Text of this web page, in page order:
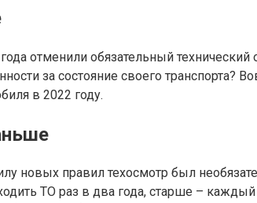
отменили обязательный
за состояние своего
в 2022 году.
новых правил техосмотр был
ТО раз в два года, старше – каждый